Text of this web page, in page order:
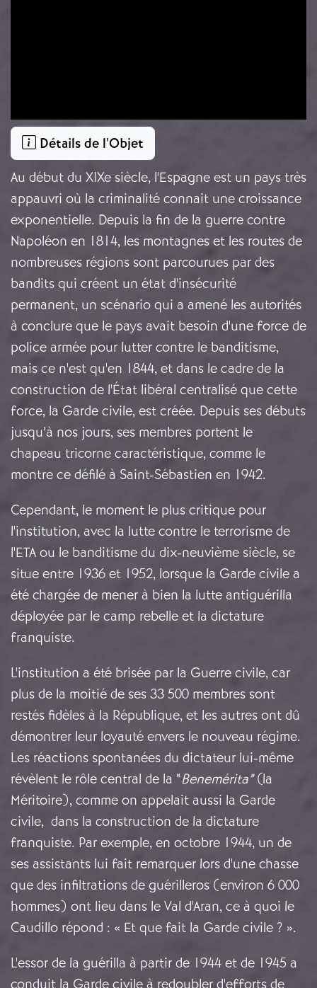
Détails de l'Objet
Au début du XIXe siècle, l'Espagne est un pays très
appauvri où la criminalité connait une croissance
exponentielle. Depuis la fin de la guerre contre
Napoléon en 1814, les montagnes et les routes de
nombreuses régions sont parcourues par des
bandits qui créent un état d'insécurité
permanent, un scénario qui a amené les autorités
à conclure que le pays avait besoin d'une force de
police armée pour lutter contre le banditisme,
mais ce n'est qu'en 1844, et dans le cadre de la
construction de l'État libéral centralisé que cette
force, la Garde civile, est créée. Depuis ses débuts
jusqu’à nos jours, ses membres portent le
chapeau tricorne caractéristique, comme le
montre ce défilé à Saint-Sébastien en 1942.
Cependant, le moment le plus critique pour
l'institution, avec la lutte contre le terrorisme de
l'ETA ou le banditisme du dix-neuvième siècle, se
situe entre 1936 et 1952, lorsque la Garde civile a
été chargée de mener à bien la lutte antiguérilla
déployée par le camp rebelle et la dictature
franquiste.
L'institution a été brisée par la Guerre civile, car
plus de la moitié de ses 33 500 membres sont
restés fidèles à la République, et les autres ont dû
démontrer leur loyauté envers le nouveau régime.
Les réactions spontanées du dictateur lui-même
révèlent le rôle central de la “Benemérita”(la
Méritoire), comme on appelait aussi la Garde
civile, dans la construction de la dictature
franquiste. Par exemple, en octobre 1944, un de
ses assistants lui fait remarquer lors d'une chasse
que des infiltrations de guérilleros (environ 6 000
hommes) ont lieu dans le Val d'Aran, ce à quoi le
Caudillo répond : « Et que fait la Garde civile ? ».
L'essor de la guérilla à partir de 1944 et de 1945 a
conduit la Garde civile à redoubler d'efforts de